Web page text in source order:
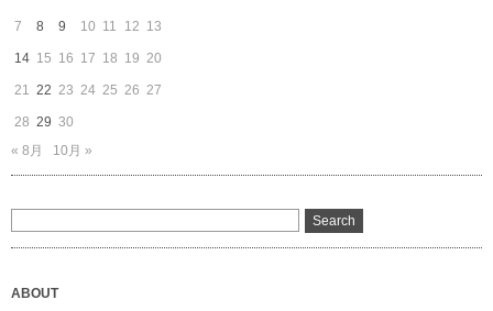
7 8 9 10 11 12 13
14 15 16 17 18 19 20
21 22 23 24 25 26 27
28 29 30
« 8月
10月 »
ABOUT